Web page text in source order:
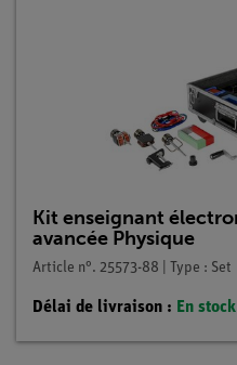
Kit enseignant
avancée Physique
Article n°. 25573-88 | Type : Set
Délai de livraison : En stock